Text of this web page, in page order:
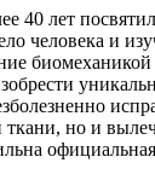
40 лет
человека и
но и